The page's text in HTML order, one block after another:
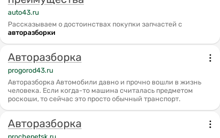
auto43.ru
Рассказываем о достоинствах покупки запчастей с
авторазборки
Авторазборка
progorod43.ru
Авторазборка Автомобили давно и прочно вошли в жизнь
человека. Если когда-то машина считалась предметом
роскоши, то сейчас это просто обычный транспорт.
Авторазборка